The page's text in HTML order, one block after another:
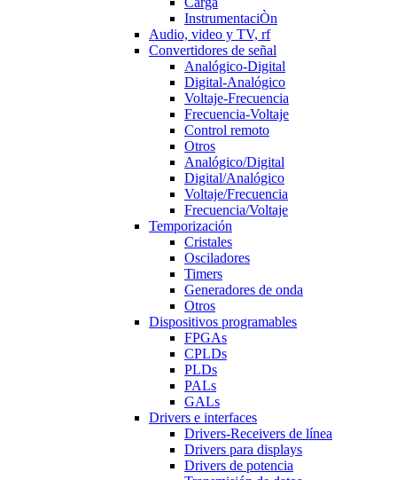
InstrumentaciÒn
Audio, video y TV, rf
Convertidores de señal
Analógico-Digital
Digital-Analógico
Voltaje-Frecuencia
Frecuencia-Voltaje
Control remoto
Otros
Analógico/Digital
Digital/Analógico
Voltaje/Frecuencia
Frecuencia/Voltaje
Temporización
Cristales
Osciladores
Timers
Generadores de onda
Otros
Dispositivos programables
FPGAs
CPLDs
PLDs
PALs
GALs
Drivers e interfaces
Drivers-Receivers de línea
Drivers para displays
Drivers de potencia